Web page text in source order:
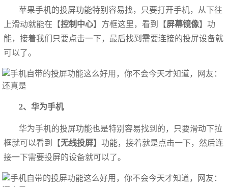
苹果手机的投屏功能特别容易找，只要打开手机，从下往
上滑动就能在【控制中心】方框这里，看到【屏幕镜像】功
能，接着我们只要点击一下，最后找到需要连接的投屏设备就
可以了。
2、华为手机
华为手机的投屏功能也是特别容易找到的，只要滑动下拉
框就可以看到【无线投屏】功能，接着就是点击一下，然后连
接一下需要投屏的设备就可以了。